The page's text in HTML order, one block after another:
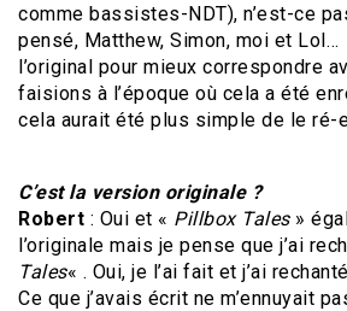
comme bassistes-NDT), n’est-ce
pensé, Matthew, Simon, moi et
l’original pour mieux correspondre
faisions à l’époque où cela a été
cela aurait été plus simple de le ré-
C’est la version originale ?
Robert : Oui et « Pillbox Tales»
l’originale mais je pense que j’ai
Tales« . Oui, je l’ai fait et j’ai
Ce que j’avais écrit ne m’ennuyait